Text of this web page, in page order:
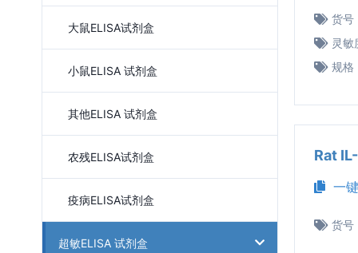
货号
灵敏
规格
Rat
一
货号
大鼠ELISA试剂盒
小鼠ELISA 试剂盒
其他ELISA 试剂盒
农残ELISA试剂盒
疫病ELISA试剂盒
超敏ELISA 试剂盒